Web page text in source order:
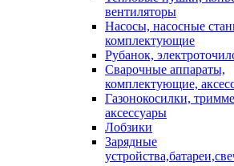
вентиляторы
Насосы, насосные
комплектующие
Рубанок,
Сварочные аппараты,
комплектующие,
Газонокосилки,
аксессуары
Лобзики
Зарядные